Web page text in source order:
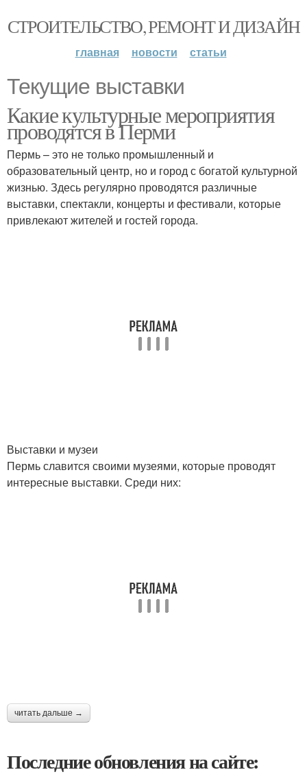
СТРОИТЕЛЬСТВО, РЕМОНТ И ДИЗАЙН
главная новости статьи
Текущие выставки
Какие культурные мероприятия
проводятся в Перми
Пермь – это не только промышленный и
образовательный центр, но и город с богатой культурной
жизнью. Здесь регулярно проводятся различные
выставки, спектакли, концерты и фестивали, которые
привлекают жителей и гостей города.
Выставки и музеи
Пермь славится своими музеями, которые проводят
интересные выставки. Среди них:
читать дальше →
Последние обновления на сайте: